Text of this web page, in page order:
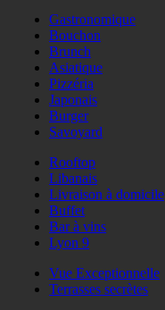
Gastronomique
Bouchon
Brunch
Asiatique
Pizzéria
Japonais
Burger
Savoyard
Rooftop
Libanais
Livraison à domicile
Buffet
Bar à vins
Lyon 9
Vue Exceptionnelle
Terrasses secrètes